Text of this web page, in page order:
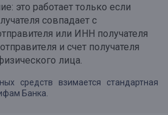
это работает только если
совпадает с
или ИНН получателя
и счет получателя
лица.
средств взимается стандартная
Банка.